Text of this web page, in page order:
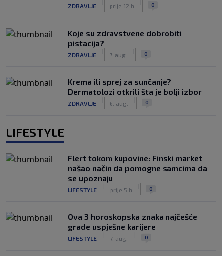
ZDRAVLJE prije 12 h 0
Koje su zdravstvene dobrobiti
pistacija?
ZDRAVLJE 7. aug. 0
Krema ili sprej za sunčanje?
Dermatolozi otkrili šta je bolji izbor
ZDRAVLJE 6. aug. 0
LIFESTYLE
Flert tokom kupovine: Finski market
našao način da pomogne samcima da
se upoznaju
LIFESTYLE prije 5 h 0
Ova 3 horoskopska znaka najčešće
grade uspješne karijere
LIFESTYLE 7. aug. 0